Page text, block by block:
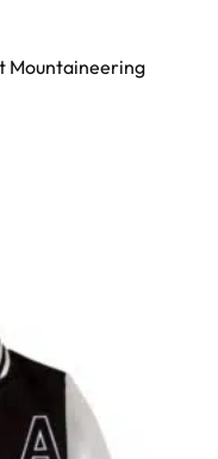
Mountaineering